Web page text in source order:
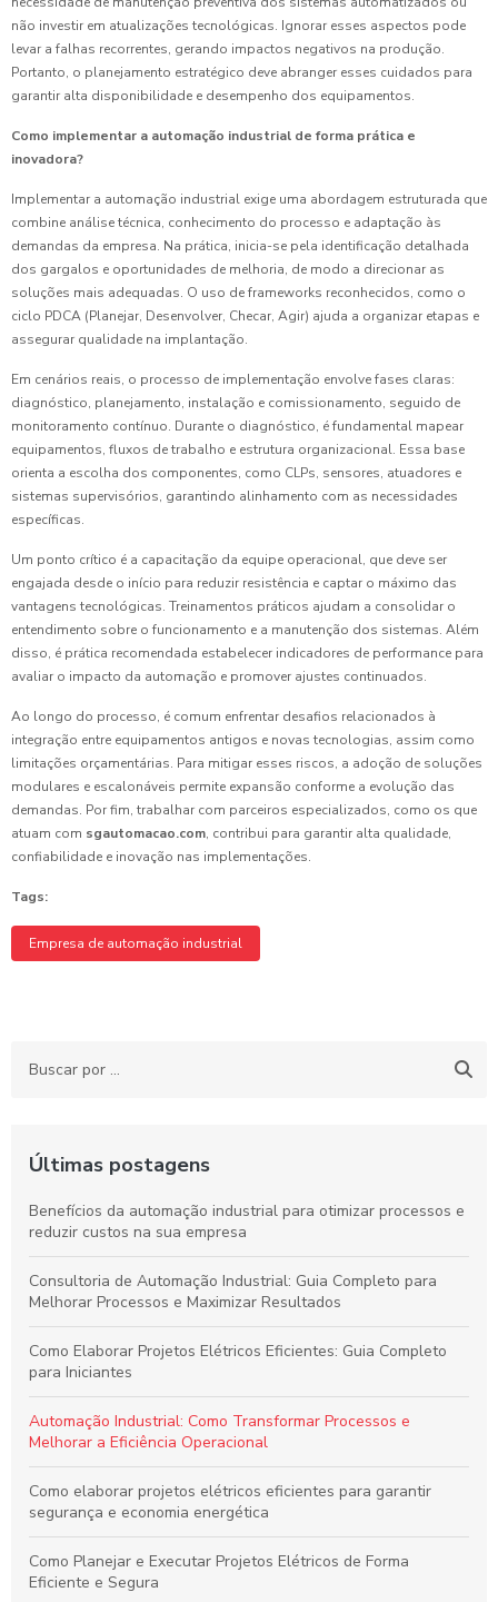
não investir em atualizações tecnológicas. Ignorar esses aspectos pode
levar a falhas recorrentes, gerando impactos negativos na produção.
Portanto, o planejamento estratégico deve abranger esses cuidados para
garantir alta disponibilidade e desempenho dos equipamentos.
Como implementar a automação industrial de forma prática e
inovadora?
Implementar a automação industrial exige uma abordagem estruturada que
combine análise técnica, conhecimento do processo e adaptação às
demandas da empresa. Na prática, inicia-se pela identificação detalhada
dos gargalos e oportunidades de melhoria, de modo a direcionar as
soluções mais adequadas. O uso de frameworks reconhecidos, como o
ciclo PDCA (Planejar, Desenvolver, Checar, Agir) ajuda a organizar etapas e
assegurar qualidade na implantação.
Em cenários reais, o processo de implementação envolve fases claras:
diagnóstico, planejamento, instalação e comissionamento, seguido de
monitoramento contínuo. Durante o diagnóstico, é fundamental mapear
equipamentos, fluxos de trabalho e estrutura organizacional. Essa base
orienta a escolha dos componentes, como CLPs, sensores, atuadores e
sistemas supervisórios, garantindo alinhamento com as necessidades
específicas.
Um ponto crítico é a capacitação da equipe operacional, que deve ser
engajada desde o início para reduzir resistência e captar o máximo das
vantagens tecnológicas. Treinamentos práticos ajudam a consolidar o
entendimento sobre o funcionamento e a manutenção dos sistemas. Além
disso, é prática recomendada estabelecer indicadores de performance para
avaliar o impacto da automação e promover ajustes continuados.
Ao longo do processo, é comum enfrentar desafios relacionados à
integração entre equipamentos antigos e novas tecnologias, assim como
limitações orçamentárias. Para mitigar esses riscos, a adoção de soluções
modulares e escalonáveis permite expansão conforme a evolução das
demandas. Por fim, trabalhar com parceiros especializados, como os que
atuam com sgautomacao.com, contribui para garantir alta qualidade,
confiabilidade e inovação nas implementações.
Tags:
Empresa de automação industrial
Últimas postagens
Benefícios da automação industrial para otimizar processos e
reduzir custos na sua empresa
Consultoria de Automação Industrial: Guia Completo para
Melhorar Processos e Maximizar Resultados
Como Elaborar Projetos Elétricos Eficientes: Guia Completo
para Iniciantes
Automação Industrial: Como Transformar Processos e
Melhorar a Eficiência Operacional
Como elaborar projetos elétricos eficientes para garantir
segurança e economia energética
Como Planejar e Executar Projetos Elétricos de Forma
Eficiente e Segura